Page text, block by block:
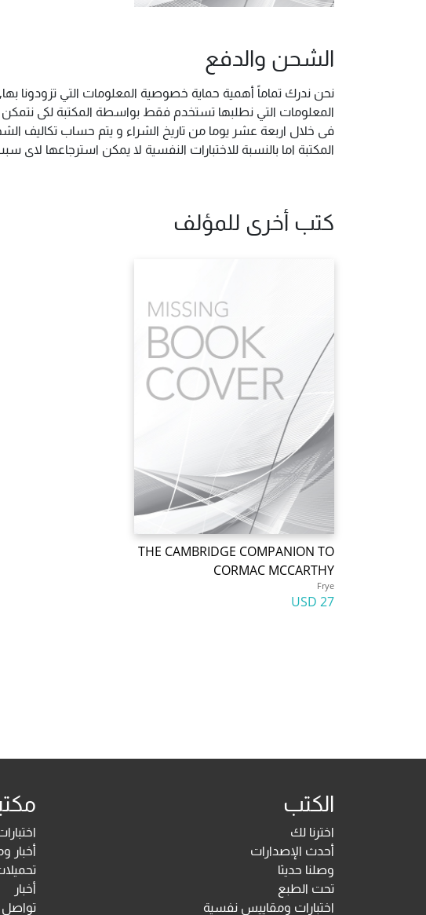
الشحن والدفع
نحن ندرك تماماً أهمية حماية خصوصية المعلومات التي تزودونا
المعلومات التي نطلبها تستخدم فقط بواسطة المكتبة لكى
فى خلال اربعة عشر يوما من تاريخ الشراء و يتم حساب تكاليف
المكتبة اما بالنسبة للاختبارات النفسية لا يمكن استرجاعها
كتب أخرى للمؤلف
THE CAMBRIDGE COMPANION TO
CORMAC MCCARTHY
Frye
27 USD
الكتب
اخترنا لك
أحدث الإصدارات
وصلنا حديثا
تحت الطبع
اختبارات ومقاييس نفسية
أخبار
أخبار
تواصل